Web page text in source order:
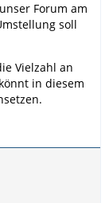
Forum am
soll
Vielzahl an
in diesem